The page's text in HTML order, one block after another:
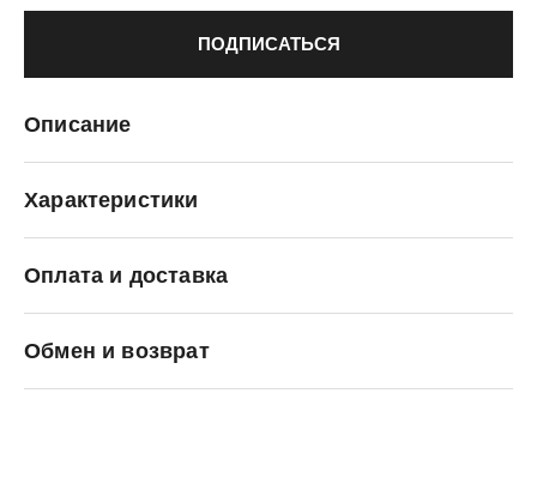
ПОДПИСАТЬСЯ
Описание
Характеристики
Оплата и доставка
Обмен и возврат